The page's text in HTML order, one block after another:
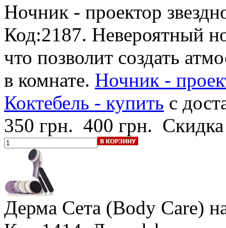
Ночник - проектор
Код:2187. Невероятный
что позволит создать
в комнате. Ночник -
Коктебель - купить с
350 грн. 400 грн.
Дерма Сета (Body Care)